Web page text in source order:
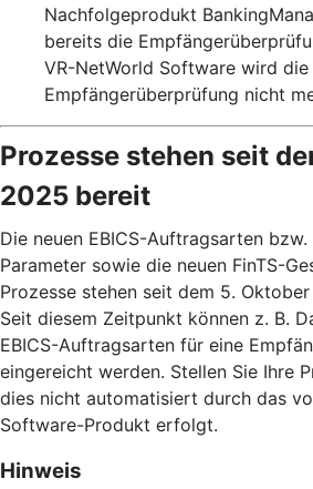
Nachfolgeprodukt
bereits die
VR-NetWorld Software wird
Empfängerüberprüfung nicht
Prozesse stehen seit
2025 bereit
Die neuen EBICS-Auftragsarten
Parameter sowie die neuen FinTS-
Prozesse stehen seit dem 5.
Seit diesem Zeitpunkt können z. B.
EBICS-Auftragsarten für eine
eingereicht werden. Stellen Sie Ihre
dies nicht automatisiert durch das
Software-Produkt erfolgt.
Hinweis